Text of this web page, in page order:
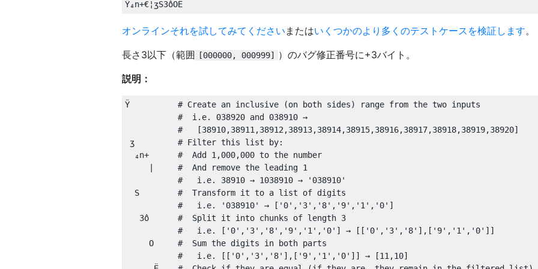
オンラインそれを試してみてください またはいくつかのより多くのテストケースを検証します。
長さ3以下（範囲
[000000, 000999]
）のバグ修正番号に+3バイト。
説明：
Ÿ
# Create an inclusive (on both sides) range from the two inputs
#  i.e. 038920 and 038910 →
#   [38910,38911,38912,38913,38914,38915,38916,38917,38918,38919,38920]
ʒ
# Filter this list by:
₄n+
#  Add 1,000,000 to the number
#  And remove the leading 1
#   i.e. 38910 → 1038910 → '038910'
  S
#  Transform it to a list of digits
#   i.e. '038910' → ['0','3','8','9','1','0']
3ô
#  Split it into chunks of length 3
#   i.e. ['0','3','8','9','1','0'] → [['0','3','8'],['9','1','0']]
     O
#  Sum the digits in both parts
#   i.e. [['0','3','8'],['9','1','0']] → [11,10]